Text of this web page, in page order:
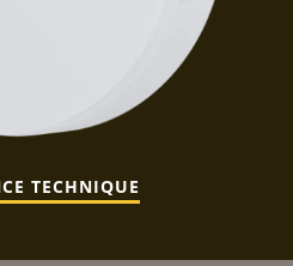
TECHNIQUE